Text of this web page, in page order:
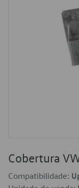
Cobertura
Compatibilidade: